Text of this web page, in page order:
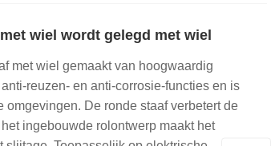
wiel wordt gelegd met wiel
met wiel gemaakt van hoogwaardig
reuzen- en anti-corrosie-functies en is
De ronde staaf verbetert de
ingebouwde rolontwerp maakt het